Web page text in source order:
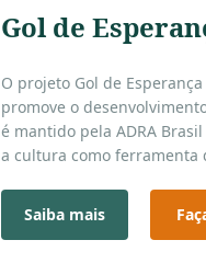
Gol de
O projeto Gol de
promove o
é mantido pela ADRA
a cultura como ferramenta
Saiba mais